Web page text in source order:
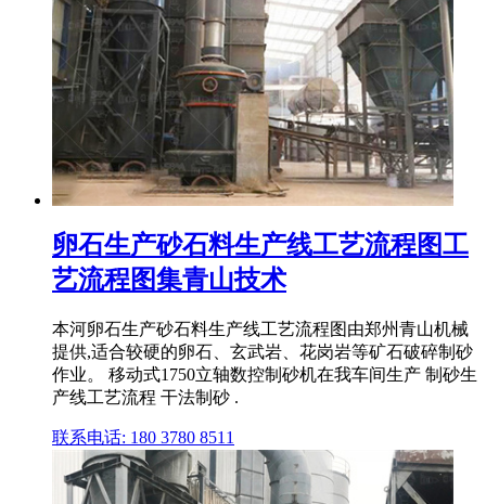
卵石生产砂石料生产线工艺流程图工
艺流程图集青山技术
本河卵石生产砂石料生产线工艺流程图由郑州青山机械
提供,适合较硬的卵石、玄武岩、花岗岩等矿石破碎制砂
作业。 移动式1750立轴数控制砂机在我车间生产 制砂生
产线工艺流程 干法制砂 .
联系电话: 180 3780 8511